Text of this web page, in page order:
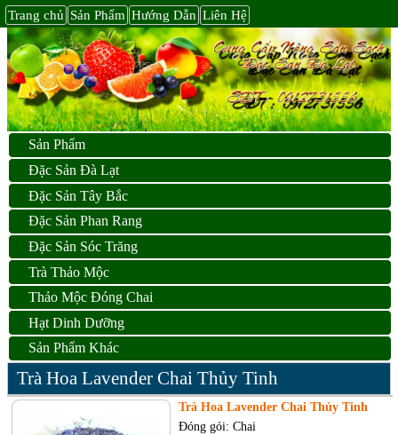
Trang chủ Sản Phẩm Hướng Dẫn Liên Hệ
Sản Phẩm
Đặc Sản Đà Lạt
Đặc Sản Tây Bắc
Đặc Sản Phan Rang
Đặc Sản Sóc Trăng
Trà Thảo Mộc
Thảo Mộc Đóng Chai
Hạt Dinh Dưỡng
Sản Phẩm Khác
Trà Hoa Lavender Chai Thủy Tinh
Trà Hoa Lavender Chai Thủy Tinh
Đóng gói: Chai